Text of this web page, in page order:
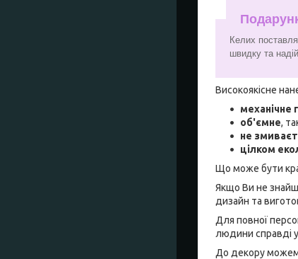
Келих
швидку та
Високоякісне
механічне
об'ємне,
не
цілком
Що може бути
Якщо Ви не
дизайн та
Для повної
людини справді
До декору